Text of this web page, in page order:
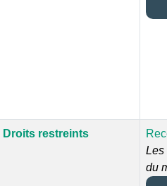
Droits restreints
Les
du